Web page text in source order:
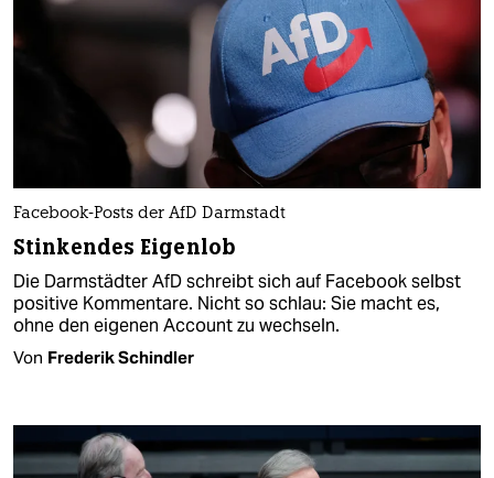
Facebook-Posts der AfD Darmstadt
Stinkendes Eigenlob
Die Darmstädter AfD schreibt sich auf Facebook selbst
positive Kommentare. Nicht so schlau: Sie macht es,
ohne den eigenen Account zu wechseln.
Von Frederik Schindler